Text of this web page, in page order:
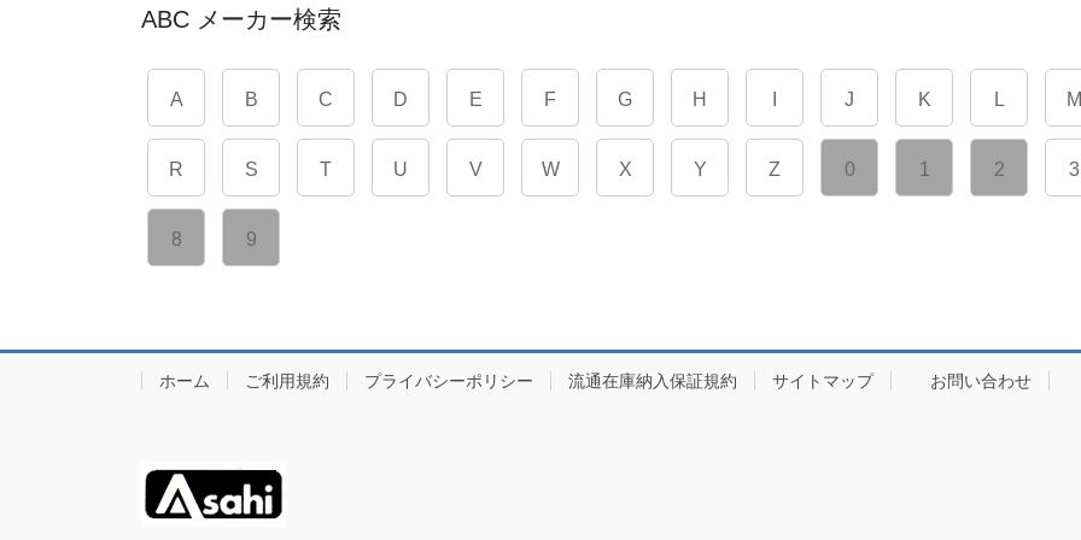
ABC メーカー検索
A B C D E F G H J K L M
R S T U V W X Y Z 0 1 2 3
8 9
ホーム ご利用規約 プライバシーポリシー 流通在庫納入保証規約 サイトマップ お問い合わせ